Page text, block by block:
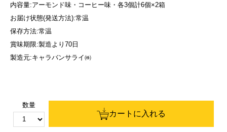
内容量:アーモンド味・コーヒー味・各3個計6個×2箱
お届け状態(発送方法):常温
保存方法:常温
賞味期限:製造より70日
製造元:キャラバンサライ㈱
数量
カートに入れる